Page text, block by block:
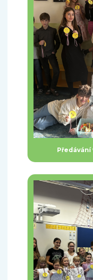
Předávání